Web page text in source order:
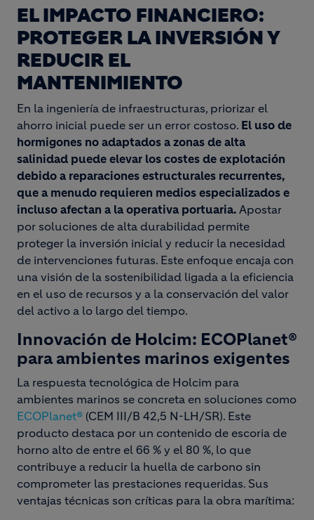
EL IMPACTO FINANCIERO:
PROTEGER LA INVERSIÓN Y
REDUCIR EL
MANTENIMIENTO
En la ingeniería de infraestructuras, priorizar el
ahorro inicial puede ser un error costoso. El uso de
hormigones no adaptados a zonas de alta
salinidad puede elevar los costes de explotación
debido a reparaciones estructurales recurrentes,
que a menudo requieren medios especializados e
incluso afectan a la operativa portuaria. Apostar
por soluciones de alta durabilidad permite
proteger la inversión inicial y reducir la necesidad
de intervenciones futuras. Este enfoque encaja con
una visión de la sostenibilidad ligada a la eficiencia
en el uso de recursos y a la conservación del valor
del activo a lo largo del tiempo.
Innovación de Holcim: ECOPlanet®
para ambientes marinos exigentes
La respuesta tecnológica de Holcim para
ambientes marinos se concreta en soluciones como
ECOPlanet® (CEM III/B 42,5 N-LH/SR). Este
producto destaca por un contenido de escoria de
horno alto de entre el 66 % y el 80 %, lo que
contribuye a reducir la huella de carbono sin
comprometer las prestaciones requeridas. Sus
ventajas técnicas son críticas para la obra marítima: